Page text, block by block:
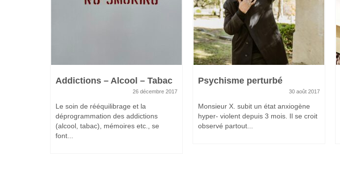
Addictions – Alcool – Tabac
26 décembre 2017
Le soin de rééquilibrage et la
déprogrammation des addictions
(alcool, tabac), mémoires etc., se
font...
Psychisme perturbé
30 août 2017
Monsieur X. subit un état anxiogène
hyper- violent depuis 3 mois. Il se croit
observé partout...